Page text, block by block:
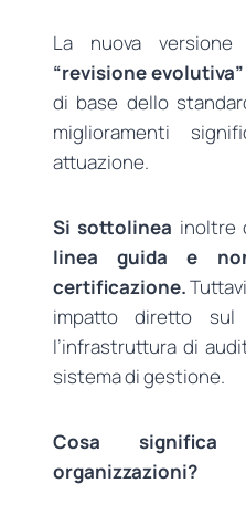
La nuova
“revisione evolutiva”
di base dello
miglioramenti
attuazione.
Si sottolinea inoltre
linea guida e
certificazione.
impatto diretto sul
l’infrastruttura di
sistema di gestione.
Cosa
organizzazioni?